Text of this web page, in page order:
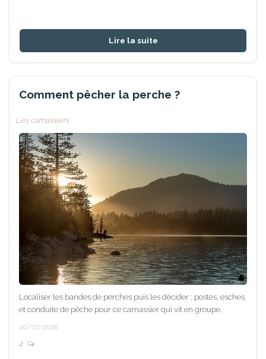
Lire la suite
Comment pêcher la perche ?
Les carnassiers
Localiser les bandes de perches puis les décider : postes, esches
et conduite de pêche pour ce carnassier qui vit en groupe.
20/07/2026
2